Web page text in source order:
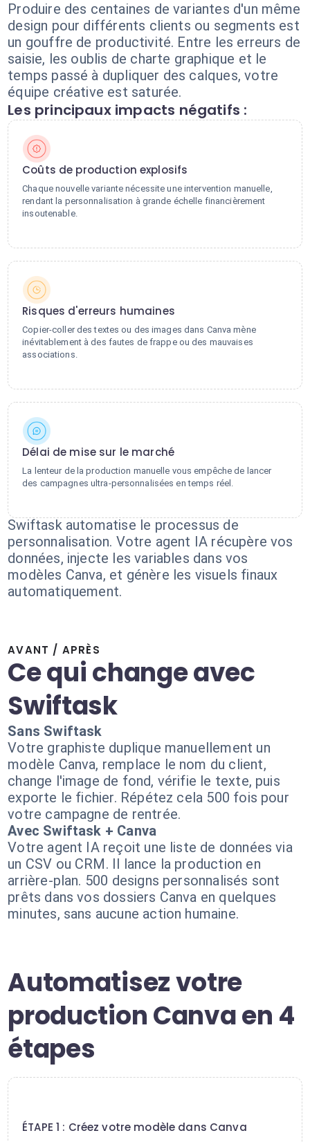
Produire des centaines de variantes d'un même
design pour différents clients ou segments est
un gouffre de productivité. Entre les erreurs de
saisie, les oublis de charte graphique et le
temps passé à dupliquer des calques, votre
équipe créative est saturée.
Les principaux impacts négatifs :
Coûts de production explosifs
Chaque nouvelle variante nécessite une intervention manuelle,
rendant la personnalisation à grande échelle financièrement
insoutenable.
Risques d'erreurs humaines
Copier-coller des textes ou des images dans Canva mène
inévitablement à des fautes de frappe ou des mauvaises
associations.
Délai de mise sur le marché
La lenteur de la production manuelle vous empêche de lancer
des campagnes ultra-personnalisées en temps réel.
Swiftask automatise le processus de
personnalisation. Votre agent IA récupère vos
données, injecte les variables dans vos
modèles Canva, et génère les visuels finaux
automatiquement.
AVANT / APRÈS
Ce qui change avec
Swiftask
Sans Swiftask
Votre graphiste duplique manuellement un
modèle Canva, remplace le nom du client,
change l'image de fond, vérifie le texte, puis
exporte le fichier. Répétez cela 500 fois pour
votre campagne de rentrée.
Avec Swiftask + Canva
Votre agent IA reçoit une liste de données via
un CSV ou CRM. Il lance la production en
arrière-plan. 500 designs personnalisés sont
prêts dans vos dossiers Canva en quelques
minutes, sans aucune action humaine.
Automatisez votre
production Canva en 4
étapes
ÉTAPE 1 : Créez votre modèle dans Canva